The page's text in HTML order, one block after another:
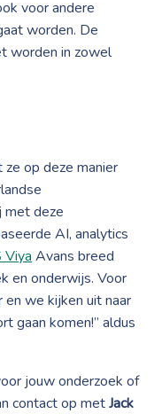
voor andere
worden. De
worden in zowel
op deze manier
met deze
AI, analytics
Viya Avans breed
en onderwijs. Voor
we kijken uit naar
gaan komen!” aldus
jouw onderzoek of
contact op metJack